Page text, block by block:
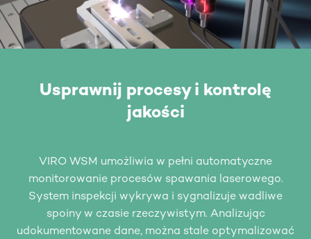
Usprawnij procesy i kontrolę
jakości
VIRO WSM umożliwia w pełni automatyczne
monitorowanie procesów spawania laserowego.
System inspekcji wykrywa i sygnalizuje wadliwe
spoiny w czasie rzeczywistym. Analizując
udokumentowane dane, można stale optymalizować